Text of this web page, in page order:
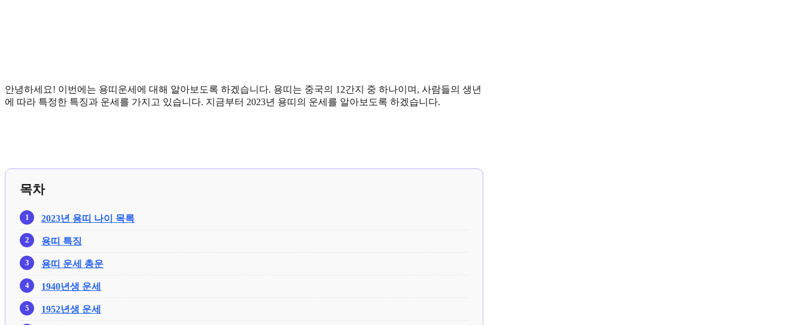
안녕하세요! 이번에는 용띠운세에 대해 알아보도록 하겠습니다. 용띠는 중국의 12간지 중 하나이며, 사람들의 생년
에 따라 특정한 특징과 운세를 가지고 있습니다. 지금부터 2023년 용띠의 운세를 알아보도록 하겠습니다.
목차
2023년 용띠 나이 목록
용띠 특징
용띠 운세 총운
1940년생 운세
1952년생 운세